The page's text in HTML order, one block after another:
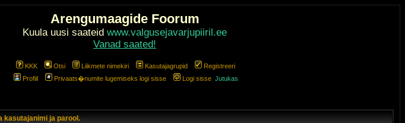
Arengumaagide Foorum
Kuula uusi saateid www.valgusejavarjupiiril.ee
Vanad saated!
KKK Otsi Liikmete nimekiri Kasutajagrupid
Registreeri
Profiil
Privaats�numite lugemiseks logi sisse Logi sisse Jutukas
kasutajanimi ja parool.